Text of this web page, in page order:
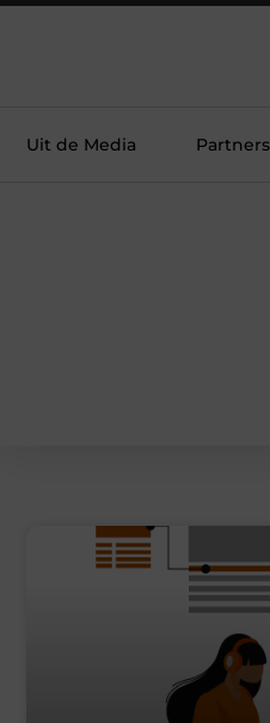
Uit de Media Partners